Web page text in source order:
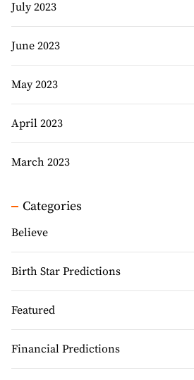
July 2023
June 2023
May 2023
April 2023
March 2023
Categories
Believe
Birth Star Predictions
Featured
Financial Predictions